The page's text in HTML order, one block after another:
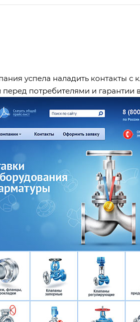
успела наладить контакты с
потребителями и гарантии